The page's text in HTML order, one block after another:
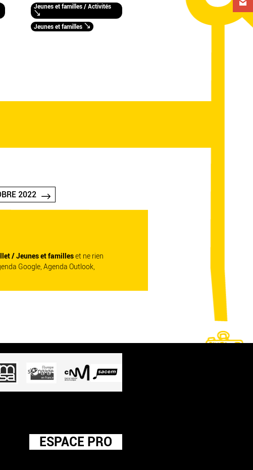
Jeunes et familles / Activités
Jeunes et familles
2022
/ Jeunes et familleset ne rien
Google, Agenda Outlook,
ESPACE PRO